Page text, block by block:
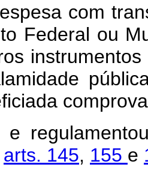
com
Federal ou
arts. 145, 155 e